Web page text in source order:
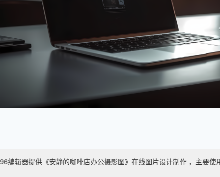
96编辑器提供《安静的咖啡店办公摄影图》在线图片设计制作 ，主要